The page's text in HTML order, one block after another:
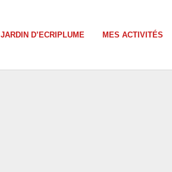
JARDIN D’ECRIPLUME MES ACTIVITÉS